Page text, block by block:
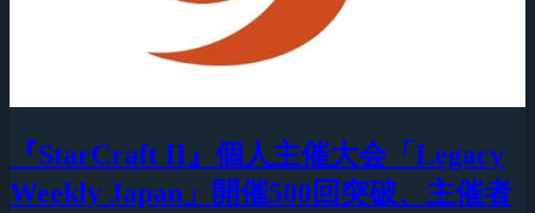
『StarCraft II』個人主催大会「Legacy
Weekly Japan」開催500回突破、主催者